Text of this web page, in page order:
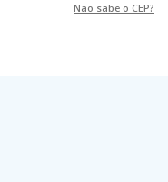
Não sabe o CEP?